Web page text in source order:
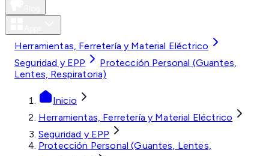
Herramientas, Ferretería y Material Eléctrico
Seguridad y EPP
Protección Personal (Guantes,
Lentes, Respiratoria)
Inicio
Herramientas, Ferretería y Material Eléctrico
Seguridad y EPP
Protección Personal (Guantes, Lentes,